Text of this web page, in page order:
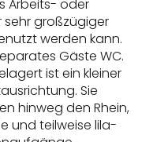
Arbeits- oder
großzügiger
werden kann.
Gäste WC.
ist ein kleiner
Sie
hinweg den Rhein,
und teilweise lila-